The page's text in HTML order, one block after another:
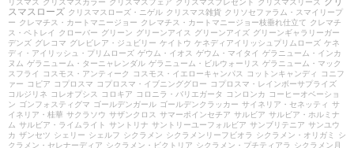
リスマス
クリスマスカラー クリスマスフェア クリスマスプレゼント クリスマスリース
スマスローズ クリスマスローズ・ニゲル クリスマス雑貨 クリソセファラム・スマイリープ
ー クレマチス・カートマニージョー クレマチス・カートマニージョー枝垂れ仕立て クレマチ
ス・ペトレイ
クローバー グリーン グリーンアイス グリーンアイズ グリーンギャラリーガー
デンズ グレコマ グレビレア・ジュビリー ケイトウ ケネディアイリッシュプリムローズ ケネ
ディ・アイリッシュ・プリムローズ ゲウム・イオス ゲウム・マイタイ ゲラニューム・インカ
ヌム ゲラニューム・ターニャレンダル ゲラニューム・ビルウォーリス ゲラニューム・マック
スフライ
コスモス・アンティーク コスモス・イエローキャンパス コットンキャンディ
コニフ
ァー
コピア コプロスマ コプロスマ・イブニンググロー
コプロスマ・レインボーサプライズ
コルジリネ
コレオプシス コロキア コロニラ・バリエガータ コンロンカ
コーヒーオベーショ
ン ゴンフォスティグマ ゴールデンガール ゴールデンクラッカー サイネリア・セネッティ サ
イネリア・桂華 サクラソウ サザンクロス サマーポインセチア サルビア サルビア・ホルミナ
ム サルビア・ライムライト サントリナ サントリーユーフォルビア サンブリテニア サンユウ
カ ザンセツ シェリー シェルフ シクラメン シクラメンリーフビオラ シクラメン・オリガミ
シ
クラメン・セレナーディア シクラメン・ビクトリア シクラメン・プチティアラ
シクラメン月